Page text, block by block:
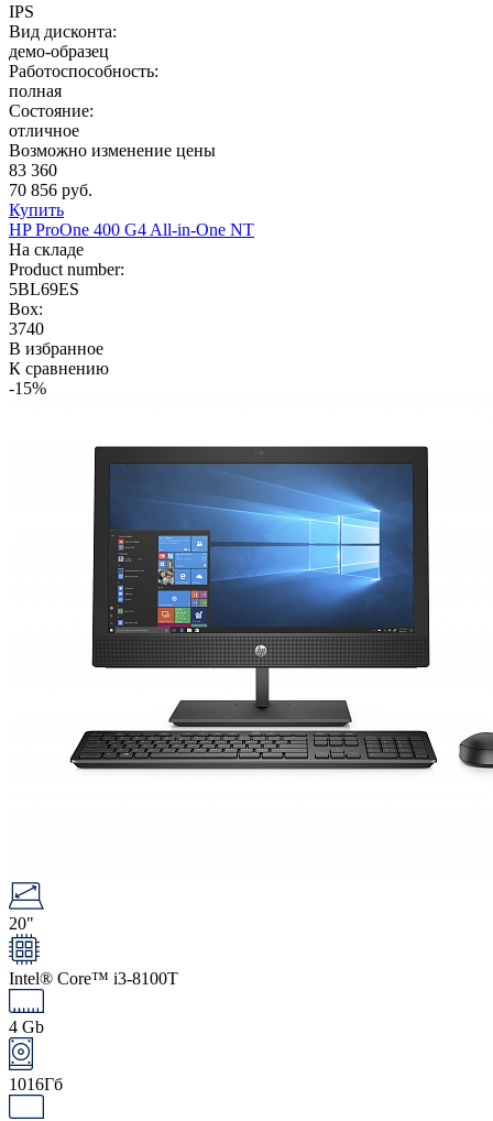
IPS
Вид дисконта:
демо-образец
Работоспособность:
полная
Состояние:
отличное
Возможно изменение цены
83 360
70 856 руб.
Купить
HP ProOne 400 G4 All-in-One NT
На складе
Product number:
5BL69ES
Box:
3740
В избранное
К сравнению
-15%
20"
Intel® Core™ i3-8100T
4 Gb
1016Гб